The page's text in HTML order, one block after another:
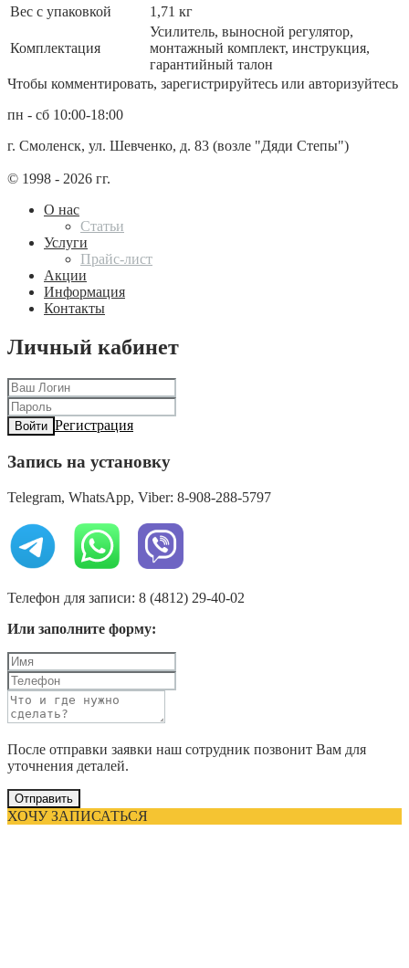
Вес с упаковкой
1,71 кг
Комплектация
Усилитель, выносной регулятор,
монтажный комплект, инструкция,
гарантийный талон
Чтобы комментировать, зарегистрируйтесь или авторизуйтесь
пн - сб 10:00-18:00
г. Смоленск, ул. Шевченко, д. 83 (возле "Дяди Степы")
© 1998 - 2026 гг.
О нас
Статьи
Услуги
Прайс-лист
Акции
Информация
Контакты
Личный кабинет
Войти Регистрация
Запись на установку
Telegram, WhatsApp, Viber: 8-908-288-5797
Телефон для записи: 8 (4812) 29-40-02
Или заполните форму:
После отправки заявки наш сотрудник позвонит Вам для
уточнения деталей.
Отправить
ХОЧУ ЗАПИСАТЬСЯ